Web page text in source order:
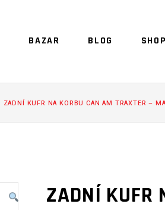
BAZAR BLOG SHOP
ZADNÍ KUFR NA KORBU CAN AM TRAXTER –
ZADNÍ KUFR